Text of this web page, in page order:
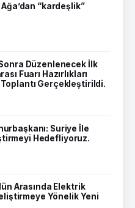
“kardeşlik”
Düzenlenecek İlk
Fuarı Hazırlıkları
Toplantı Gerçekleştirildi.
Suriye İle
Hedefliyoruz.
Arasında Elektrik
Yönelik Yeni